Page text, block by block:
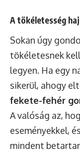
A tökéletesség
Sokan úgy
tökéletesnek
legyen. Ha egy
sikerül, ahogy
fekete-fehér
A valóság az,
eseményekkel,
mindent